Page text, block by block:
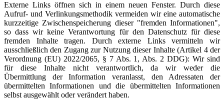
Externe Links öffnen sich in einem neuen Fenster. Durch diese
Aufruf- und Verlinkungsmethodik vermeiden wir eine automatische
kurzzeitige Zwischenspeicherung dieser "fremden Informationen",
so dass wir keine Verantwortung für den Datenschutz für diese
fremden Inhalte tragen. Durch externe Links vermitteln wir
ausschließlich den Zugang zur Nutzung dieser Inhalte (Artikel 4 der
Verordnung (EU) 2022/2065, § 7 Abs. 1, Abs. 2 DDG): Wir sind
für diese Inhalte nicht verantwortlich, da wir weder die
Übermittlung der Information veranlasst, den Adressaten der
übermittelten Informationen und die übermittelten Informationen
selbst ausgewählt oder verändert haben.